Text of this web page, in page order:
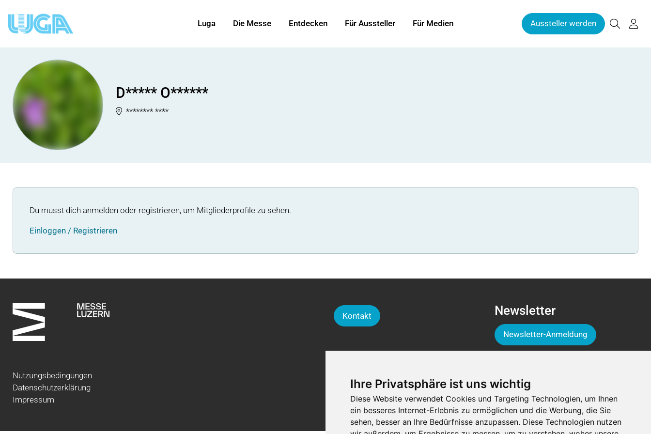
Ihre Privatsphäre ist uns wichtig
Diese Website verwendet Cookies und Targeting Technologien, um Ihnen
ein besseres Internet-Erlebnis zu ermöglichen und die Werbung, die Sie
sehen, besser an Ihre Bedürfnisse anzupassen. Diese Technologien nutzen
Luga Die Messe Entdecken Für Aussteller Für Medien Aussteller werden
D***** O******
******** ****
Du musst dich anmelden oder registrieren, um Mitgliederprofile zu sehen.
Einloggen / Registrieren
Nutzungsbedingungen
Datenschutzerklärung
Impressum
Kontakt Newsletter
Newsletter-Anmeldung
Folge der Luga